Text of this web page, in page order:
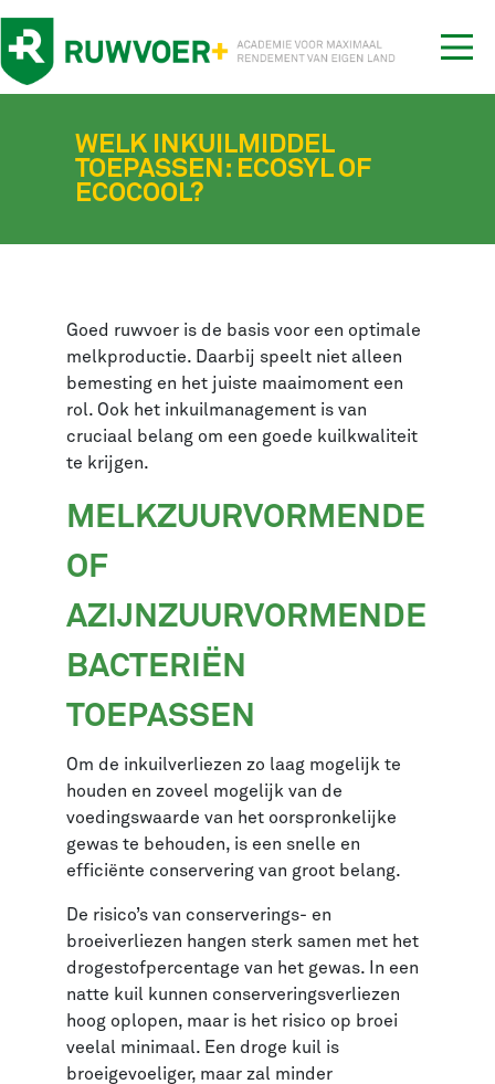
WELK INKUILMIDDEL
TOEPASSEN: ECOSYL OF
ECOCOOL?
Goed ruwvoer is de basis voor een optimale
melkproductie. Daarbij speelt niet alleen
bemesting en het juiste maaimoment een
rol. Ook het inkuilmanagement is van
cruciaal belang om een goede kuilkwaliteit
te krijgen.
MELKZUURVORMENDE
OF
AZIJNZUURVORMENDE
BACTERIËN
TOEPASSEN
Om de inkuilverliezen zo laag mogelijk te
houden en zoveel mogelijk van de
voedingswaarde van het oorspronkelijke
gewas te behouden, is een snelle en
efficiënte conservering van groot belang.
De risico’s van conserverings- en
broeiverliezen hangen sterk samen met het
drogestofpercentage van het gewas. In een
natte kuil kunnen conserveringsverliezen
hoog oplopen, maar is het risico op broei
veelal minimaal. Een droge kuil is
broeigevoeliger, maar zal minder